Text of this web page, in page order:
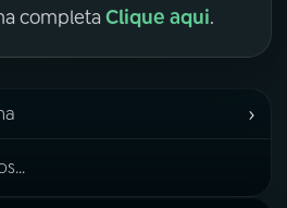
completa Clique aqui.
›